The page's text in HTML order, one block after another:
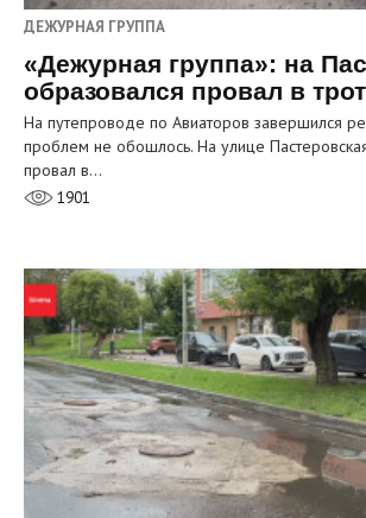
ДЕЖУРНАЯ ГРУППА
«Дежурная группа»: на
образовался провал в
На путепроводе по Авиаторов завершился
проблем не обошлось. На улице
провал в…
1901